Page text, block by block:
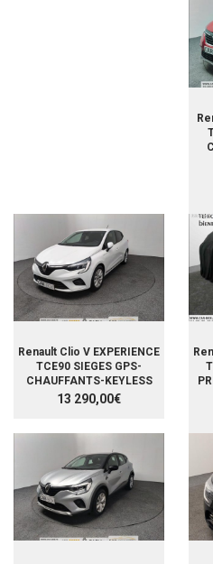
Renault Clio V EXPERIENCE
TCE90 SIEGES GPS-
CHAUFFANTS-KEYLESS
13 290,00€